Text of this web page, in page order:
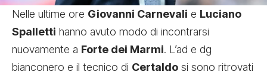
Nelle ultime ore Giovanni Carnevali e Luciano
Spalletti hanno avuto modo di incontrarsi
nuovamente a Forte dei Marmi. L’ad e dg
bianconero e il tecnico di Certaldo si sono ritrovati